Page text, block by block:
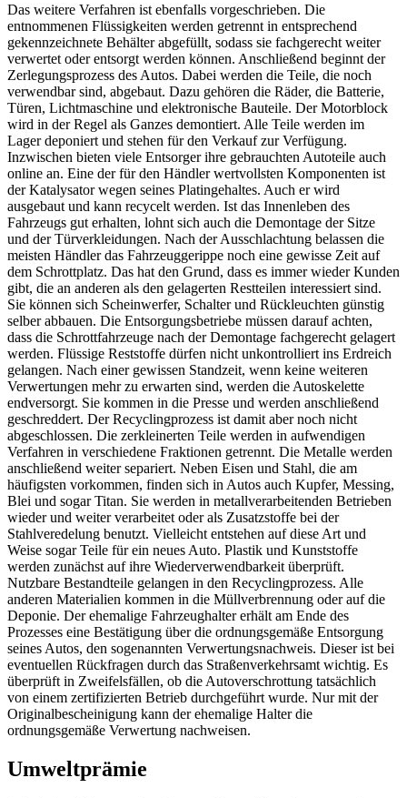
Das weitere Verfahren ist ebenfalls vorgeschrieben. Die
entnommenen Flüssigkeiten werden getrennt in entsprechend
gekennzeichnete Behälter abgefüllt, sodass sie fachgerecht weiter
verwertet oder entsorgt werden können. Anschließend beginnt der
Zerlegungsprozess des Autos. Dabei werden die Teile, die noch
verwendbar sind, abgebaut. Dazu gehören die Räder, die Batterie,
Türen, Lichtmaschine und elektronische Bauteile. Der Motorblock
wird in der Regel als Ganzes demontiert. Alle Teile werden im
Lager deponiert und stehen für den Verkauf zur Verfügung.
Inzwischen bieten viele Entsorger ihre gebrauchten Autoteile auch
online an. Eine der für den Händler wertvollsten Komponenten ist
der Katalysator wegen seines Platingehaltes. Auch er wird
ausgebaut und kann recycelt werden. Ist das Innenleben des
Fahrzeugs gut erhalten, lohnt sich auch die Demontage der Sitze
und der Türverkleidungen. Nach der Ausschlachtung belassen die
meisten Händler das Fahrzeuggerippe noch eine gewisse Zeit auf
dem Schrottplatz. Das hat den Grund, dass es immer wieder Kunden
gibt, die an anderen als den gelagerten Restteilen interessiert sind.
Sie können sich Scheinwerfer, Schalter und Rückleuchten günstig
selber abbauen. Die Entsorgungsbetriebe müssen darauf achten,
dass die Schrottfahrzeuge nach der Demontage fachgerecht gelagert
werden. Flüssige Reststoffe dürfen nicht unkontrolliert ins Erdreich
gelangen. Nach einer gewissen Standzeit, wenn keine weiteren
Verwertungen mehr zu erwarten sind, werden die Autoskelette
endversorgt. Sie kommen in die Presse und werden anschließend
geschreddert. Der Recyclingprozess ist damit aber noch nicht
abgeschlossen. Die zerkleinerten Teile werden in aufwendigen
Verfahren in verschiedene Fraktionen getrennt. Die Metalle werden
anschließend weiter separiert. Neben Eisen und Stahl, die am
häufigsten vorkommen, finden sich in Autos auch Kupfer, Messing,
Blei und sogar Titan. Sie werden in metallverarbeitenden Betrieben
wieder und weiter verarbeitet oder als Zusatzstoffe bei der
Stahlveredelung benutzt. Vielleicht entstehen auf diese Art und
Weise sogar Teile für ein neues Auto. Plastik und Kunststoffe
werden zunächst auf ihre Wiederverwendbarkeit überprüft.
Nutzbare Bestandteile gelangen in den Recyclingprozess. Alle
anderen Materialien kommen in die Müllverbrennung oder auf die
Deponie. Der ehemalige Fahrzeughalter erhält am Ende des
Prozesses eine Bestätigung über die ordnungsgemäße Entsorgung
seines Autos, den sogenannten Verwertungsnachweis. Dieser ist bei
eventuellen Rückfragen durch das Straßenverkehrsamt wichtig. Es
überprüft in Zweifelsfällen, ob die Autoverschrottung tatsächlich
von einem zertifizierten Betrieb durchgeführt wurde. Nur mit der
Originalbescheinigung kann der ehemalige Halter die
ordnungsgemäße Verwertung nachweisen.
Umweltprämie